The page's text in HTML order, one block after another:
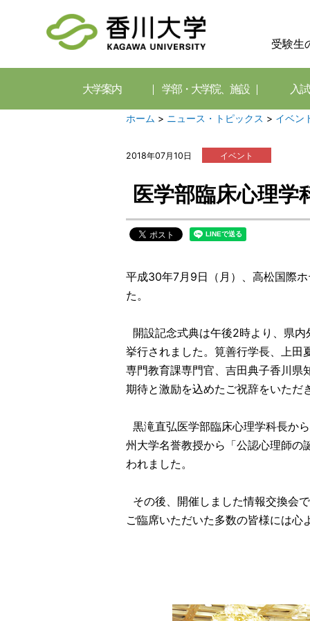
受験生
大学案内 学部・大学院、施設 入
ホーム > ニュース・トピックス > イベン
2018年07月10日 イベント
医学部臨床心理
平成30年7月9日（月）、高松国際
た。
開設記念式典は午後2時より、県
挙行されました。筧善行学長、上田
専門教育課専門官、吉田典子香川県
期待と激励を込めたご祝辞をいただ
黒滝直弘医学部臨床心理学科長か
州大学名誉教授から「公認心理師の
われました。
その後、開催しました情報交換会
ご臨席いただいた多数の皆様には心